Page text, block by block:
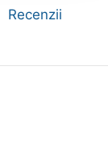
Recenzii